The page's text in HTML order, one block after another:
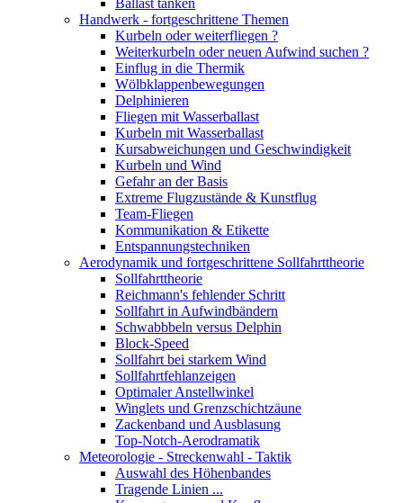
Ballast tanken
Handwerk - fortgeschrittene Themen
Kurbeln oder weiterfliegen ?
Weiterkurbeln oder neuen Aufwind suchen ?
Einflug in die Thermik
Wölbklappenbewegungen
Delphinieren
Fliegen mit Wasserballast
Kurbeln mit Wasserballast
Kursabweichungen und Geschwindigkeit
Kurbeln und Wind
Gefahr an der Basis
Extreme Flugzustände & Kunstflug
Team-Fliegen
Kommunikation & Etikette
Entspannungstechniken
Aerodynamik und fortgeschrittene Sollfahrttheorie
Sollfahrttheorie
Reichmann's fehlender Schritt
Sollfahrt in Aufwindbändern
Schwabbbeln versus Delphin
Block-Speed
Sollfahrt bei starkem Wind
Sollfahrtfehlanzeigen
Optimaler Anstellwinkel
Winglets und Grenzschichtzäune
Zackenband und Ausblasung
Top-Notch-Aerodramatik
Meteorologie - Streckenwahl - Taktik
Auswahl des Höhenbandes
Tragende Linien ...